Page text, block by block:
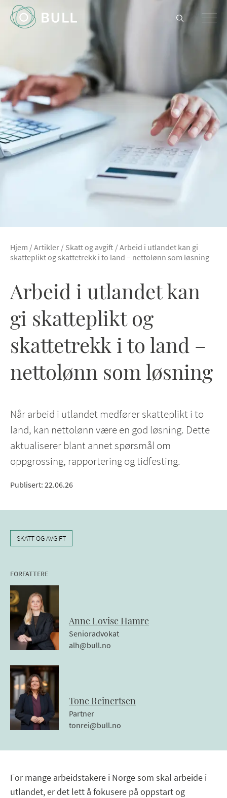
Hjem /Artikler / Skatt og avgift /Arbeid i utlandet kan gi
skatteplikt og skattetrekk i to land – nettolønn som løsning
Arbeid i utlandet kan
gi skatteplikt og
skattetrekk i to land –
nettolønn som løsning
Når arbeid i utlandet medfører skatteplikt i to
land, kan nettolønn være en god løsning. Dette
aktualiserer blant annet spørsmål om
oppgrossing, rapportering og tidfesting.
Publisert: 22.06.26
SKATT OG AVGIFT
FORFATTERE
Anne Lovise Hamre
Senioradvokat
alh@bull.no
Tone Reinertsen
Partner
tonrei@bull.no
For mange arbeidstakere i Norge som skal arbeide i
utlandet, er det lett å fokusere på oppstart og